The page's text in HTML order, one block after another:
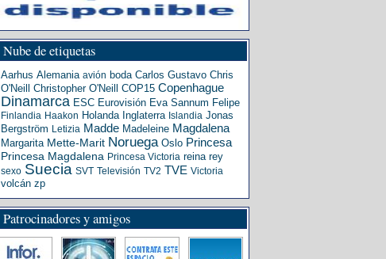
Nube de etiquetas
Aarhus Alemania avión boda Carlos Gustavo Chris
O'Neill
Christopher O'Neill COP15 Copenhague
Dinamarca ESC Eurovisión Eva Sannum Felipe
Finlandia Haakon Holanda Inglaterra Islandia Jonas
Bergström Letizia Madde Madeleine Magdalena
Margarita Mette-Marit Noruega Oslo Princesa
Princesa Magdalena Princesa Victoria reina rey
sexo Suecia SVT Televisión TV2 TVE Victoria
volcán zp
Patrocinadores y amigos